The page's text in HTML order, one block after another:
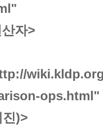
자>
ops.html"
)>